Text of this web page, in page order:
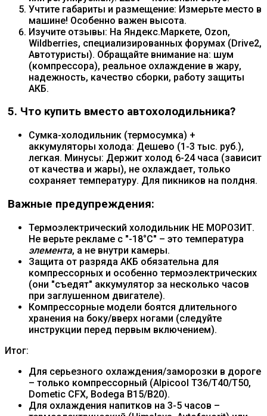
Учтите габариты и размещение: Измерьте место в
машине! Особенно важен высота.
Изучите отзывы: На Яндекс.Маркете, Ozon,
Wildberries, специализированных форумах (Drive2,
Автотуристы). Обращайте внимание на: шум
(компрессора), реальное охлаждение в жару,
надежность, качество сборки, работу защиты
АКБ.
5. Что купить вместо автохолодильника?
Сумка-холодильник (термосумка) +
аккумуляторы холода: Дешево (1-3 тыс. руб.),
легкая. Минусы: Держит холод 6-24 часа (зависит
от качества и жары), не охлаждает, только
сохраняет температуру. Для пикников на полдня.
Важные предупреждения:
Термоэлектрический холодильник НЕ МОРОЗИТ.
Не верьте рекламе с "-18°C" – это температура
элемента, а не внутри камеры.
Защита от разряда АКБ обязательна для
компрессорных и особенно термоэлектрических
(они "съедят" аккумулятор за несколько часов
при заглушенном двигателе).
Компрессорные модели боятся длительного
хранения на боку/вверх ногами (следуйте
инструкции перед первым включением).
Итог:
Для серьезного охлаждения/заморозки в дороге
– только компрессорный (Alpicool T36/T40/T50,
Dometic CFX, Bodega B15/B20).
Для охлаждения напитков на 3-5 часов –